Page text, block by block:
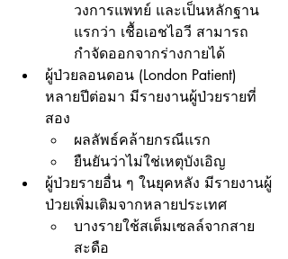
วงการแพทย์ และเป็นหลักฐาน
แรกว่า เชื้อเอชไอวี สามารถ
กำจัดออกจากร่างกายได้
ผู้ป่วยลอนดอน (London Patient)
หลายปีต่อมา มีรายงานผู้ป่วยรายที่
สอง
ผลลัพธ์คล้ายกรณีแรก
ยืนยันว่าไม่ใช่เหตุบังเอิญ
ผู้ป่วยรายอื่น ๆ ในยุคหลัง มีรายงานผู้
ป่วยเพิ่มเติมจากหลายประเทศ
บางรายใช้สเต็มเซลล์จากสาย
สะดือ